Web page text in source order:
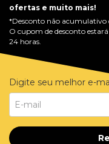
ofertas e muito mais!
*Desconto não acumulativo
O cupom de desconto
24 horas.
Digite seu melhor e-